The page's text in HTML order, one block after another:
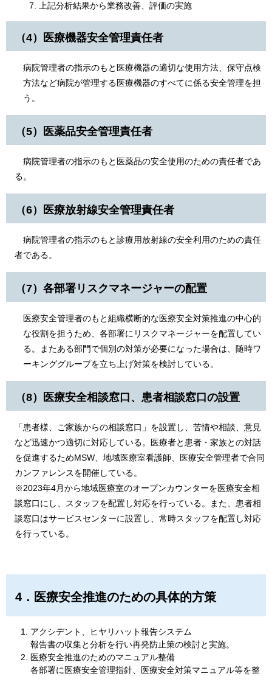
上記分析結果から業務改善、評価の実施
（4）医療機器安全管理責任者
病院管理者の指示のもと医療機器の適切な使用方法、保守点検
方法など病院が管理する医療機器のすべてに係る安全管理を担
う。
（5）医薬品安全管理責任者
病院管理者の指示のもと医薬品の安全使用のための責任者であ
る。
（6）医療放射線安全管理責任者
病院管理者の指示のもと診療用放射線の安全利用のための責任
者である。
（7）各部署リスクマネージャーの配置
医療安全管理者のもと組織横断的な医療安全対策推進の中心的
な役割を担うため、各部署にリスクマネージャーを配置してい
る。またある部門で個別の対策が必要になった場合は、随時ワ
ーキンググループを立ち上げ対策を検討している。
（8）医療安全相談窓口、患者相談窓口の設置
「患者様、ご家族からの相談窓口」を設置し、苦情や相談、意見
など迅速かつ適切に対応している。医療者と患者・家族との対話
を促進するためMSW、地域医療室看護師、医療安全管理者で合同
カンファレンスを開催している。
​※2023年4月から地域医療室のオープンカウンターを医療安全相
談窓口にし、スタッフを配置し対応を行っている。また、患者相
談窓口はサービスセンターに設置し、常時スタッフを配置し対応
を行っている。
4．医療安全推進のための具体的方策
​アクシデント、ヒヤリハット報告システム
​報告書の収集と分析を行い再発防止策の検討と実施。
医療安全推進のためのマニュアル整備
​各部署に医療安全管理指針、医療安全対策マニュアル等を整